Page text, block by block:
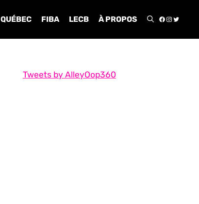
QUÉBEC FIBA LECB À PROPOS
Tweets by AlleyOop360